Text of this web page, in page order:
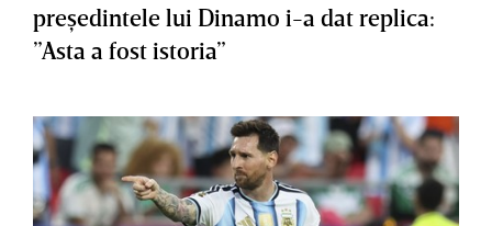
preşedintele lui Dinamo i-a dat replica:
”Asta a fost istoria”